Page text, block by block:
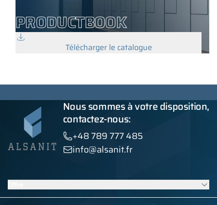
PRODUCTBOOK
Télécharger le catalogue
Nous sommes à votre disposition,
contactez-nous:
+48 789 777 485
info@alsanit.fr